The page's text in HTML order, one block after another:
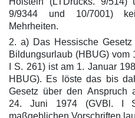
9/9344 und 10/7001)
Mehrheiten.
2. a) Das Hessische
Bildungsurlaub (HBUG) vom
I S. 261) ist am 1. Januar
HBUG). Es löste das bis
Gesetz über den Anspruch
24. Juni 1974 (GVBl. I
maßgeblichen Vorschriften